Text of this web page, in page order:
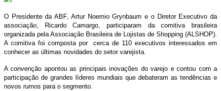
O Presidente da ABF, Artur Noemio Grynbaum e o Diretor Executivo da
associação, Ricardo Camargo, participaram da comitiva brasileira
organizada pela Associação Brasileira de Lojistas de Shopping (ALSHOP).
A comitiva foi composta por cerca de 110 executivos interessados em
conhecer as últimas novidades do setor varejista.
A convenção apontou as principais inovações do varejo e contou com a
participação de grandes líderes mundiais que debateram as tendências e
novos rumos para o segmento.